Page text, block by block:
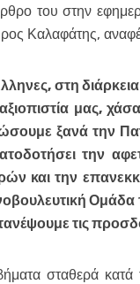
του στην
Καλαφάτης,
στη
μας,
ξανά την
την
και την
Ομάδα
τις
σταθερά κατά